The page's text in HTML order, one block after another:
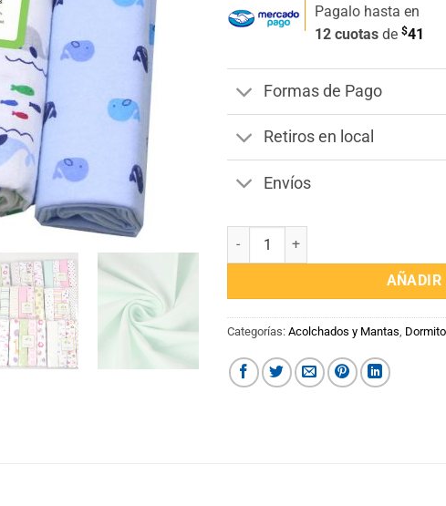
Pagalo hasta en
12 cuotas de $41
Formas de Pago
Retiros en local
Envíos
Pack 4 Mantas Recibidoras de Bebé
AÑADIR
Categorías: Acolchados y Mantas,